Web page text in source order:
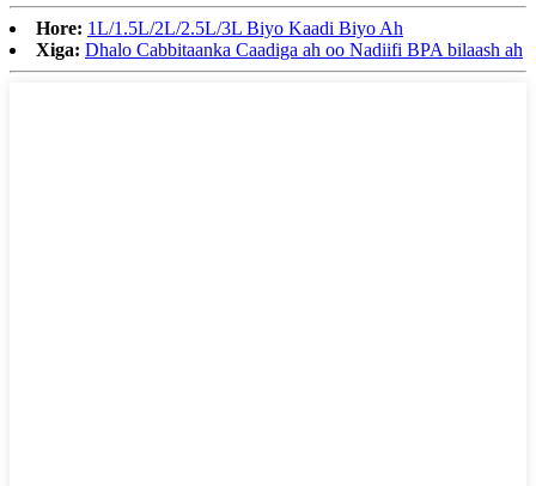
Hore: 1L/1.5L/2L/2.5L/3L Biyo Kaadi Biyo Ah
Xiga: Dhalo Cabbitaanka Caadiga ah oo Nadiifi BPA bilaash ah